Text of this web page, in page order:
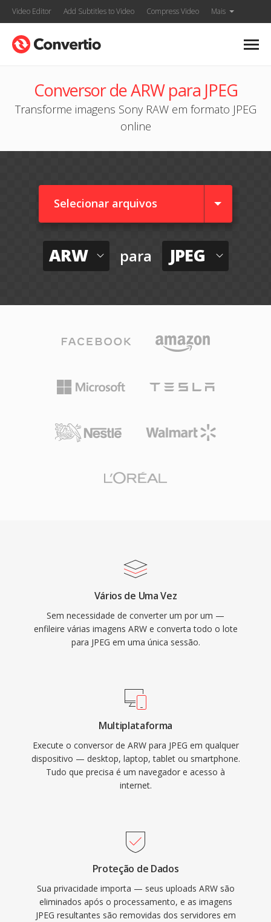
Video Editor Add Subtitles to Video Compress Video Mais
Conversor de ARW para JPEG
Transforme imagens Sony RAW em formato JPEG
online
Selecionar arquivos
ARW para JPEG
Vários de Uma Vez
Sem necessidade de converter um por um —
enfileire várias imagens ARW e converta todo o lote
para JPEG em uma única sessão.
Multiplataforma
Execute o conversor de ARW para JPEG em qualquer
dispositivo — desktop, laptop, tablet ou smartphone.
Tudo que precisa é um navegador e acesso à
internet.
Proteção de Dados
Sua privacidade importa — seus uploads ARW são
eliminados após o processamento, e as imagens
JPEG resultantes são removidas dos servidores em